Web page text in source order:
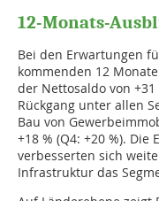
12-Monats-
Bei den Erwartungen
kommenden 12
der Nettosaldo von
Rückgang unter allen
Bau von
+18 % (Q4: +20 %).
verbesserten sich
Infrastruktur das